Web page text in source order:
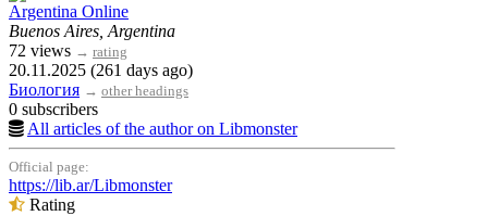
Argentina Online
Buenos Aires, Argentina
72 views → rating
20.11.2025 (261 days ago)
Биология → other headings
0 subscribers
All articles of the author on Libmonster
Official page:
https://lib.ar/Libmonster
Rating